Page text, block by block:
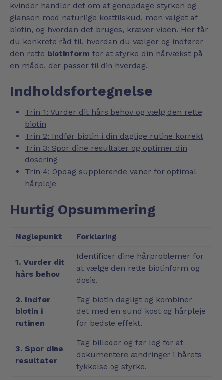
kvinder handler det om at genopdage styrken og
glansen med naturlige kosttilskud, men valget af
biotin, og hvordan det bruges, kræver viden. Her får
du konkrete råd til, hvordan du vælger og indfører
den rette biotinform for at styrke din hårvækst på
en måde, der passer til din hverdag.
Indholdsfortegnelse
Trin 1: Vurder dit hårs behov og vælg den rette
biotin
Trin 2: Indfør biotin i din daglige rutine korrekt
Trin 3: Spor dine resultater og optimer din
dosering
Trin 4: Opdag supplerende vaner for optimal
hårpleje
Hurtig Opsummering
Nøglepunkt Forklaring
1. Vurder dit
hårs behov
Identificer dine hårproblemer for
at vælge den rette biotinform og
dosis.
2. Indfør
biotin i
rutinen
Tag biotin dagligt og kombiner
det med en sund kost og hårpleje
for bedste effekt.
3. Spor dine
resultater
Tag billeder og før log for at
dokumentere ændringer i hårets
tykkelse og styrke.